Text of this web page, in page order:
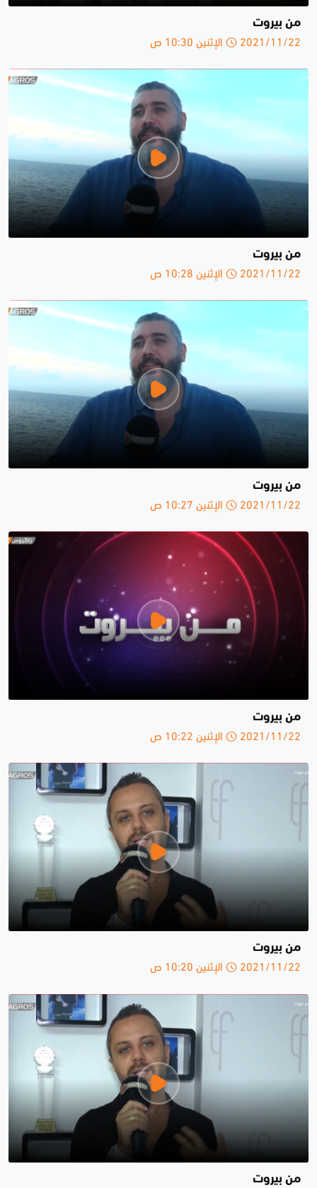
من بيروت
2021/11/22 الإثنين 10:30 ص
من بيروت
2021/11/22 الإثنين 10:28 ص
من بيروت
2021/11/22 الإثنين 10:27 ص
من بيروت
2021/11/22 الإثنين 10:22 ص
من بيروت
2021/11/22 الإثنين 10:20 ص
من بيروت